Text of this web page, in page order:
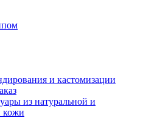
и кастомизации
из натуральной и
кожи